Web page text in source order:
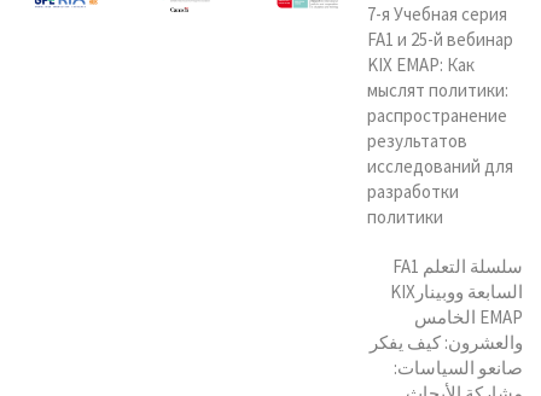
7-я Учебная серия
FA1 и 25-й вебинар
KIX EMAP: Как
мыслят политики:
распространение
результатов
исследований для
разработки
политики
سلسلة التعلم FA1
السابعة ووبينارKIX
EMAP الخامس
والعشرون: كيف يفكر
صانعو السياسات: